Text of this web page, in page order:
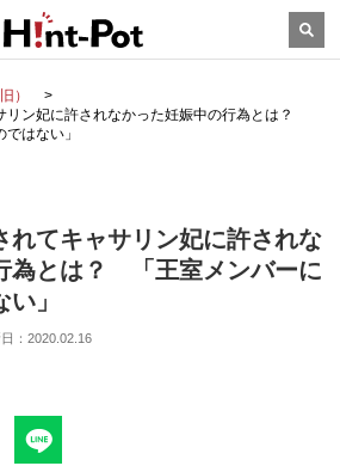
）
リン妃に許されなかった妊娠中の行為とは？
はない」
れてキャサリン妃に許されな
為とは？ 「王室メンバーに
」
：2020.02.16